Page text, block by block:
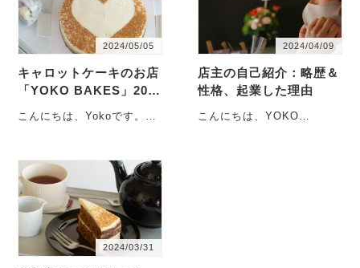
2024/05/05
キャロットケーキのお店
「YOKO BAKES」202
こんにちは、Yokoです。神
ーキ屋を営んでいま
す。・・・
2024/04/09
店主の自己紹介：略歴＆
性格、起業した理由
こんにちは、YOKO
2024/03/31